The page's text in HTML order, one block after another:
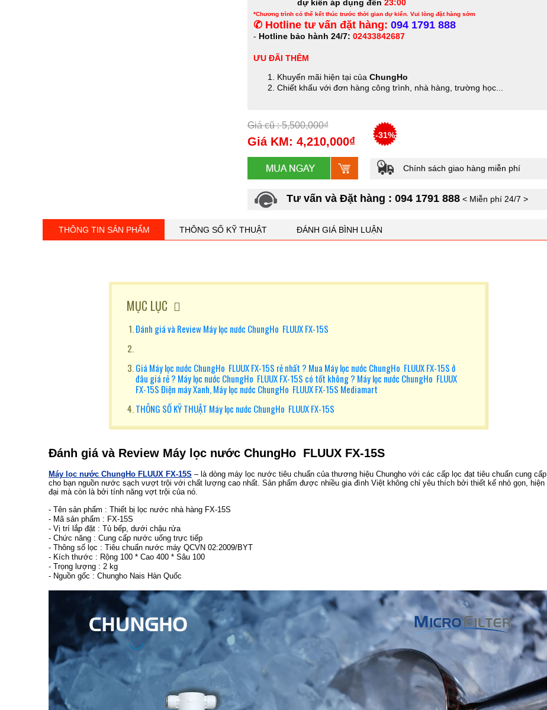
dự kiến áp dụng đến23:00
*Chương trình có thể kết thúc trước thời gian dự kiến. Vui lòng đặt hàng sớm
✆ Hotline tư vấn đặt hàng: 094 1791 888
- Hotline bảo hành 24/7: 02433842687
ƯU ĐÃI THÊM
Khuyến mãi hiện tại của ChungHo
Chiết khấu với đơn hàng công trình, nhà hàng, trường học...
Giá cũ : 5,500,000₫
Giá KM: 4,210,000₫ -31%
Chính sách giao hàng miễn phí
Tư vấn và Đặt hàng : 094 1791 888< Miễn phí 24/7 >
THÔNG TIN SẢN PHẨM THÔNG SỐ KỸ THUẬT ĐÁNH GIÁ BÌNH LUẬN
MỤC LỤC
Đánh giá và Review Máy lọc nước ChungHo FLUUX FX-15S
Giá Máy lọc nước ChungHo FLUUX FX-15S rẻ nhất ? Mua Máy lọc nước ChungHo FLUUX FX-15S ở
đâu giá rẻ ? Máy lọc nước ChungHo FLUUX FX-15S có tốt không ? Máy lọc nước ChungHo FLUUX
FX-15S Điện máy Xanh, Máy lọc nước ChungHo FLUUX FX-15S Mediamart
THÔNG SỐ KỸ THUẬT Máy lọc nước ChungHo FLUUX FX-15S
Đánh giá và Review Máy lọc nước ChungHo FLUUX FX-15S
Máy lọc nước ChungHo FLUUX FX-15S – là dòng máy lọc nước tiêu chuẩn của thương hiệu Chungho với các cấp lọc đạt tiêu chuẩn cung cấp
cho bạn nguồn nước sạch vượt trội với chất lượng cao nhất. Sản phẩm được nhiều gia đình Việt không chỉ yêu thích bởi thiết kế nhỏ gọn, hiện
đại mà còn là bởi tính năng vợt trội của nó.
- Tên sản phẩm : Thiết bị lọc nước nhà hàng FX-15S
- Mã sản phẩm : FX-15S
- Vị trí lắp đặt : Tủ bếp, dưới chậu rửa
- Chức năng : Cung cấp nước uống trực tiếp
- Thông số lọc : Tiêu chuẩn nước máy QCVN 02:2009/BYT
- Kích thước : Rộng 100 * Cao 400 * Sâu 100
- Trọng lượng : 2 kg
- Nguồn gốc : Chungho Nais Hàn Quốc